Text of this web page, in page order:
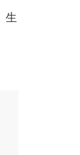
生